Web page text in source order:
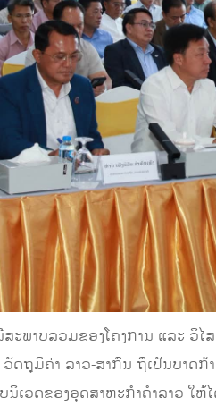
ພາບລວມຂອງໂຄງການ ແລະ ວິ
ວັດຖຸມີຄ່າ ລາວ-ສາກົນ ຖືເປັນບາ
ເວດຂອງອຸດສາຫະກຳຄຳລາວ ໃ